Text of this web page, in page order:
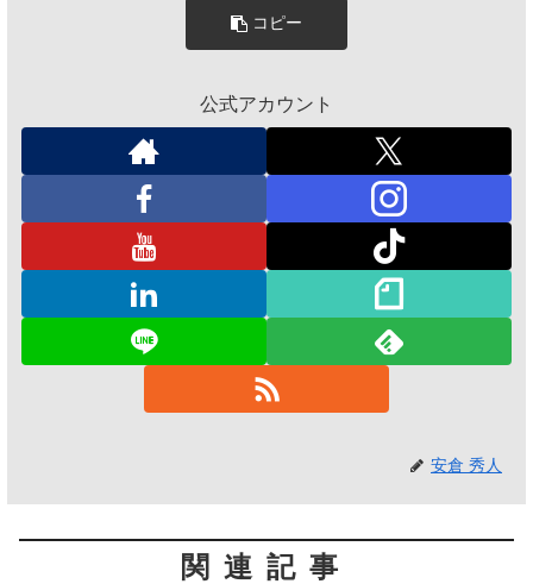
コピー
公式アカウント
安倉 秀人
関連記事